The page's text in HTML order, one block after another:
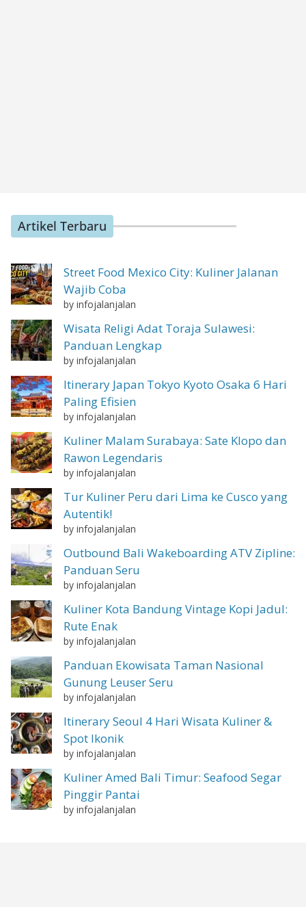
Artikel Terbaru
Street Food Mexico City: Kuliner Jalanan
Wajib Coba
by infojalanjalan
Wisata Religi Adat Toraja Sulawesi:
Panduan Lengkap
by infojalanjalan
Itinerary Japan Tokyo Kyoto Osaka 6 Hari
Paling Efisien
by infojalanjalan
Kuliner Malam Surabaya: Sate Klopo dan
Rawon Legendaris
by infojalanjalan
Tur Kuliner Peru dari Lima ke Cusco yang
Autentik!
by infojalanjalan
Outbound Bali Wakeboarding ATV Zipline:
Panduan Seru
by infojalanjalan
Kuliner Kota Bandung Vintage Kopi Jadul:
Rute Enak
by infojalanjalan
Panduan Ekowisata Taman Nasional
Gunung Leuser Seru
by infojalanjalan
Itinerary Seoul 4 Hari Wisata Kuliner &
Spot Ikonik
by infojalanjalan
Kuliner Amed Bali Timur: Seafood Segar
Pinggir Pantai
by infojalanjalan